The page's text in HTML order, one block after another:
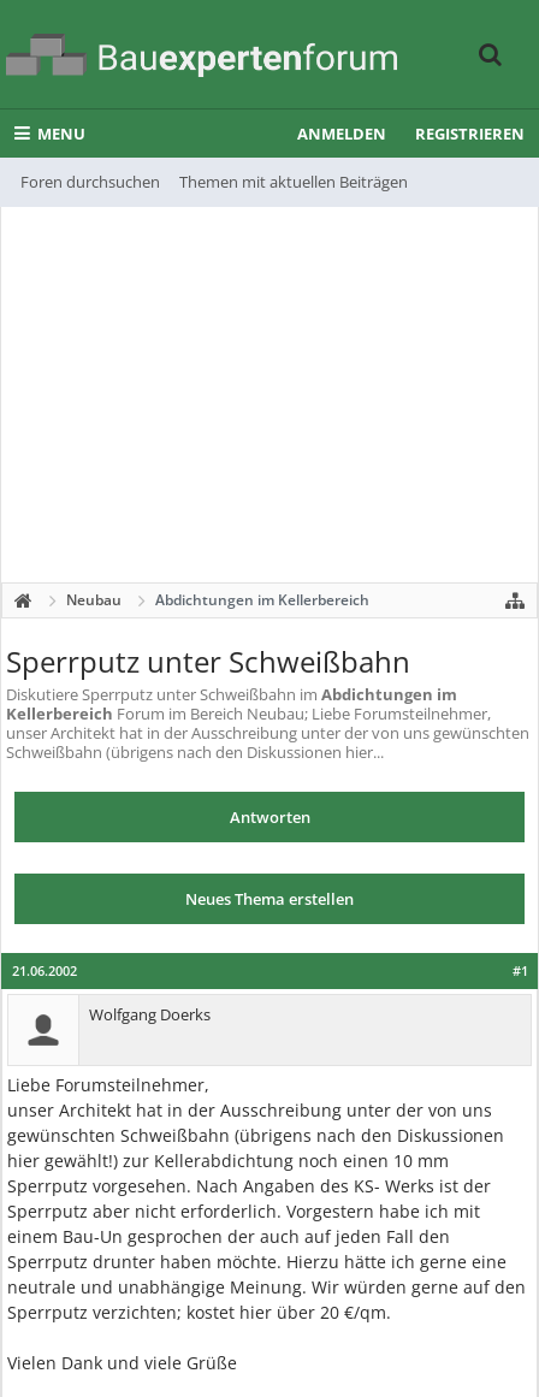
MENU
Foren durchsuchen Themen mit aktuellen Beiträgen
ANMELDEN REGISTRIEREN
Neubau Abdichtungen im Kellerbereich
Sperrputz unter Schweißbahn
DiskutiereSperrputz unter Schweißbahn im Abdichtungen im
Kellerbereich Forum im Bereich Neubau; Liebe Forumsteilnehmer,
unser Architekt hat in der Ausschreibung unter der von uns gewünschten
Schweißbahn (übrigens nach den Diskussionen hier...
Antworten
Neues Thema erstellen
#1
21.06.2002
Wolfgang Doerks
Liebe Forumsteilnehmer,
unser Architekt hat in der Ausschreibung unter der von uns
gewünschten Schweißbahn (übrigens nach den Diskussionen
hier gewählt!) zur Kellerabdichtung noch einen 10 mm
Sperrputz vorgesehen. Nach Angaben des KS- Werks ist der
Sperrputz aber nicht erforderlich. Vorgestern habe ich mit
einem Bau-Un gesprochen der auch auf jeden Fall den
Sperrputz drunter haben möchte. Hierzu hätte ich gerne eine
neutrale und unabhängige Meinung. Wir würden gerne auf den
Sperrputz verzichten; kostet hier über 20 €/qm.
Vielen Dank und viele Grüße